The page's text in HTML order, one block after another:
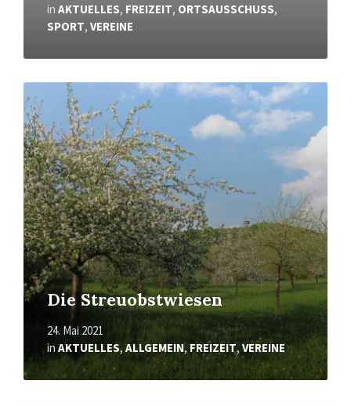
in AKTUELLES, FREIZEIT, ORTSAUSSCHUSS,
SPORT, VEREINE
Die Streuobstwiesen
24. Mai 2021
in AKTUELLES, ALLGEMEIN, FREIZEIT, VEREINE
Mehr
erfahren